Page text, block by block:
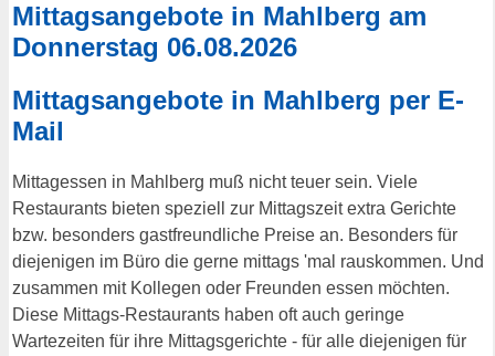
Mittagsangebote in Mahlberg am
Donnerstag 06.08.2026
Mittagsangebote in Mahlberg per E-
Mail
Mittagessen in Mahlberg muß nicht teuer sein. Viele
Restaurants bieten speziell zur Mittagszeit extra Gerichte
bzw. besonders gastfreundliche Preise an. Besonders für
diejenigen im Büro die gerne mittags 'mal rauskommen. Und
zusammen mit Kollegen oder Freunden essen möchten.
Diese Mittags-Restaurants haben oft auch geringe
Wartezeiten für ihre Mittagsgerichte - für alle diejenigen für